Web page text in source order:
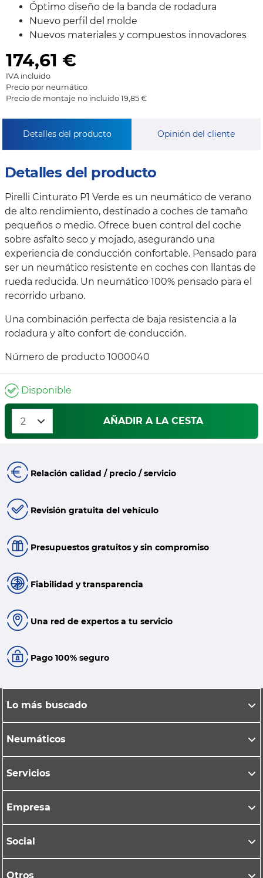
Óptimo diseño de la banda de rodadura
Nuevo perfil del molde
Nuevos materiales y compuestos innovadores
174,61 €
IVA incluido
Precio por neumático
Precio de montaje no incluido 19,85 €
Detalles del producto Opinión del cliente
Detalles del producto
Pirelli Cinturato P1 Verde es un neumático de verano
de alto rendimiento, destinado a coches de tamaño
pequeños o medio. Ofrece buen control del coche
sobre asfalto seco y mojado, asegurando una
experiencia de conducción confortable. Pensado para
ser un neumático resistente en coches con llantas de
rueda reducida. Un neumático 100% pensado para el
recorrido urbano.
Una combinación perfecta de baja resistencia a la
rodadura y alto confort de conducción.
Número de producto 1000040
Disponible
AÑADIR A LA CESTA
Relación calidad / precio / servicio
Revisión gratuita del vehículo
Presupuestos gratuitos y sin compromiso
Fiabilidad y transparencia
Una red de expertos a tu servicio
Pago 100% seguro
Lo más buscado
Neumáticos
Servicios
Empresa
Social
Otros